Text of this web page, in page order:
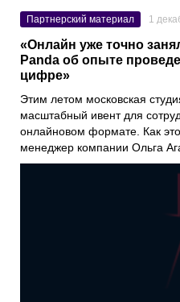
Партнерский материал 1
«Онлайн уже точно
Panda об опыте
цифре»
Этим летом московская
масштабный ивент для
онлайновом формате. Как
менеджер компании Ольга